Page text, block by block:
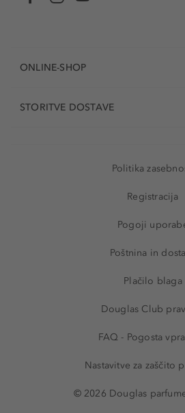
ONLINE-SHOP
STORITVE DOSTAVE
Politika
Registracija
Pogoji
Poštnina in
Plačilo blaga
Douglas Club
FAQ - Pogosta
Nastavitve za zaščito
© 2026 Douglas